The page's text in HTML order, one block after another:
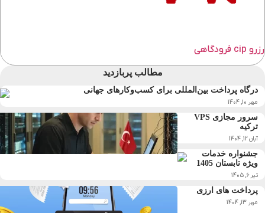
رزرو cip فرودگاهی
مطالب پربازدید
درگاه پرداخت بین‌المللی برای کسب‌وکارهای جهانی
مهر 10, 1404
سرور مجازی VPS
ترکیه
آبان 12, 1404
جشنواره خدمات
ویژه تابستان 1405
تیر 6, 1405
پرداخت های ارزی
مهر 13, 1404